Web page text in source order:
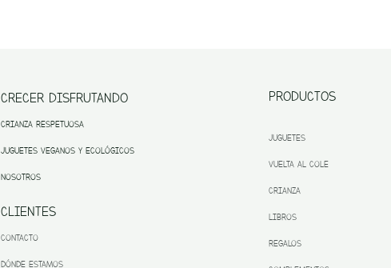
CRECER DISFRUTANDO
CRIANZA RESPETUOSA
JUGUETES VEGANOS Y ECOLÓGICOS
NOSOTROS
CLIENTES
CONTACTO
DÓNDE ESTAMOS
PRODUCTOS
JUGUETES
VUELTA AL COLE
CRIANZA
LIBROS
REGALOS